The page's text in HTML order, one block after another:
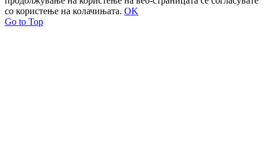
со користење на колачињата. OK
Go to Top